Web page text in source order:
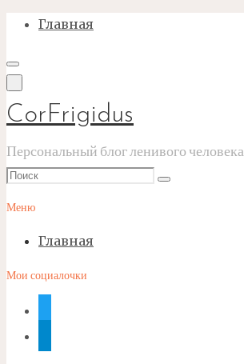
Перейти
содержимому
Главная
CorFrigidus
Персональный блог ленивого человека
Что
Поиск
Меню
Главная
Мои социалочки